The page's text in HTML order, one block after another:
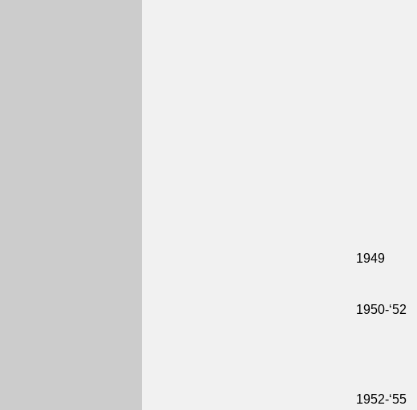
1949
1950-‘52
1952-‘55